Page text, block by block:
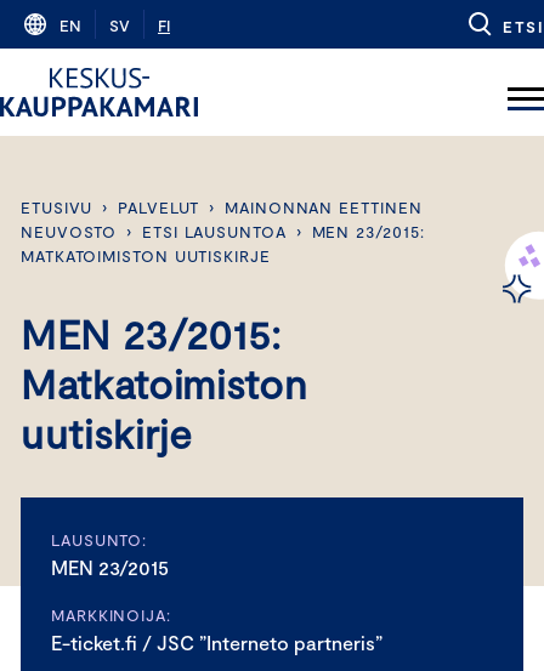
Skip
content
EN SV FI ETSI
ETUSIVU › PALVELUT ›
MAINONNAN EETTINEN
NEUVOSTO
› ETSI LAUSUNTOA ›
MEN 23/2015:
MATKATOIMISTON UUTISKIRJE
MEN 23/2015:
Matkatoimiston
uutiskirje
LAUSUNTO:
MEN 23/2015
MARKKINOIJA:
E-ticket.fi / JSC ”Interneto partneris”